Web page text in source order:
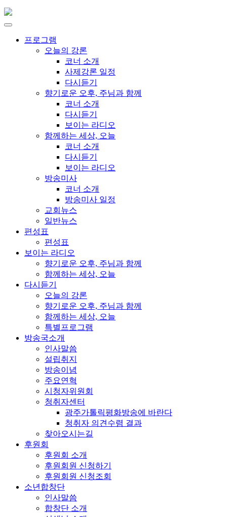
프로그램
오늘의 강론
코너 소개
사제강론 일정
다시듣기
향기로운 오후, 주님과 함께
코너 소개
다시듣기
보이는 라디오
함께하는 세상, 오늘
코너 소개
다시듣기
보이는 라디오
방송미사
코너 소개
방송미사 일정
교회뉴스
일반뉴스
편성표
편성표
보이는 라디오
향기로운 오후, 주님과 함께
함께하는 세상, 오늘
다시듣기
오늘의 강론
향기로운 오후, 주님과 함께
함께하는 세상, 오늘
특별프로그램
방송국소개
인사말씀
설립취지
방송이념
주요연혁
시청자위원회
청취자센터
광주가톨릭평화방송에 바란다
청취자 의견수렴 결과
찾아오시는길
후원회
후원회 소개
후원회원 신청하기
후원회원 신청조회
소년합창단
인사말씀
합창단 소개